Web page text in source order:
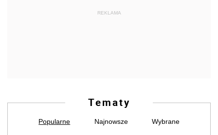
REKLAMA
Tematy
Popularne Najnowsze Wybrane